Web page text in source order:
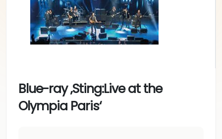
Blue-ray ‚Sting:Live at the
Olympia Paris‘